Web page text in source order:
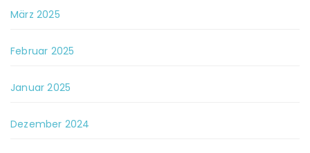
März 2025
Februar 2025
Januar 2025
Dezember 2024